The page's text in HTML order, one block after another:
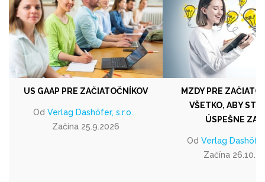
US GAAP PRE ZAČIATOČNÍKOV
Od Verlag Dashöfer, s.r.o.
Začína 25.9.2026
MZDY PRE
VŠETKO, ABY STE
ÚSPEŠNE
Od Verlag
Začína